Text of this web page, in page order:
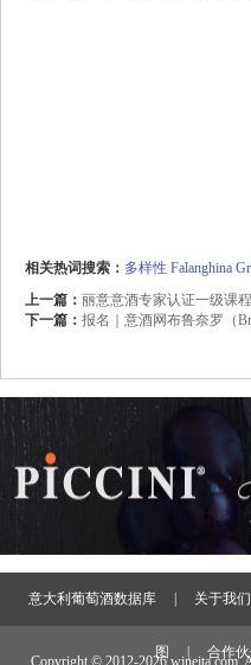
相关热词搜索： 多样性 Falanghina
上一篇： 丽意意酒专家认证一级课
下一篇： 报名｜意酒网布鲁奈罗（
意大利葡萄酒数据库 关于我们
图 合作
Copyright © 2012-2026 wineita.com,